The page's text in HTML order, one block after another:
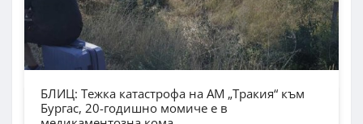
БЛИЦ: Тежка катастрофа на АМ „Тракия“ към
Бургас, 20-годишно момиче е в